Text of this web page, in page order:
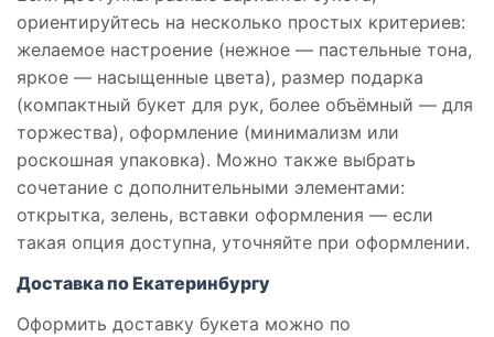
ориентируйтесь на несколько простых критериев:
желаемое настроение (нежное — пастельные тона,
яркое — насыщенные цвета), размер подарка
(компактный букет для рук, более объёмный — для
торжества), оформление (минимализм или
роскошная упаковка). Можно также выбрать
сочетание с дополнительными элементами:
открытка, зелень, вставки оформления — если
такая опция доступна, уточняйте при оформлении.
Доставка по Екатеринбургу
Оформить доставку букета можно по